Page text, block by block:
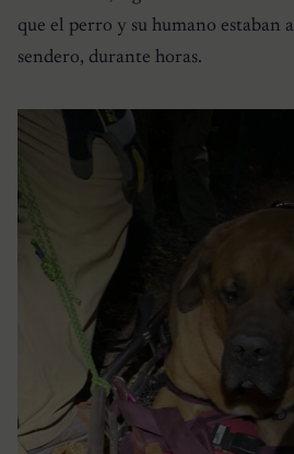
que el perro y su humano estaban
sendero, durante horas.